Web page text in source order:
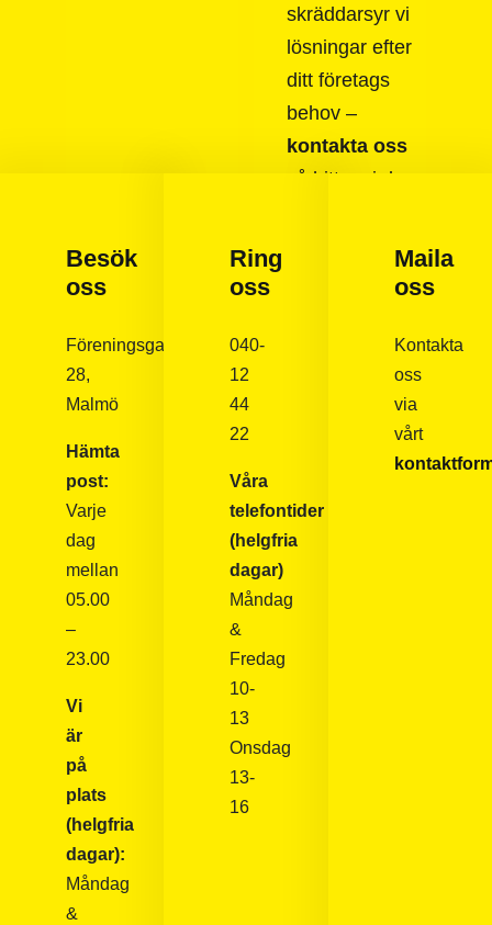
skräddarsyr vi
lösningar efter
ditt företags
behov –
kontakta oss
så hittar vi den
Besök
oss
Föreningsgatan
28,
Malmö
Hämta
post:
Varje
dag
mellan
05.00
–
23.00
Vi
är
på
plats
(helgfria
dagar):
Måndag
&
Ring
oss
040-
12
44
22
Våra
telefontider
(helgfria
dagar)
Måndag
&
Fredag
10-
13
Onsdag
13-
16
Maila
oss
Kontakta
oss
via
vårt